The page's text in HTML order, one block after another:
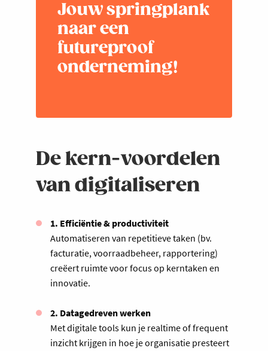
Jouw springplank
naar een
futureproof
onderneming!
De kern-voordelen
van digitaliseren
1. Efficiëntie & productiviteit
Automatiseren van repetitieve taken (bv.
facturatie, voorraadbeheer, rapportering)
creëert ruimte voor focus op kerntaken en
innovatie.
2. Datagedreven werken
Met digitale tools kun je realtime of frequent
inzicht krijgen in hoe je organisatie presteert